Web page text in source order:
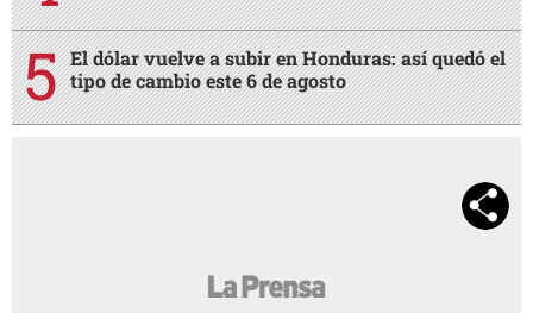
El dólar vuelve a subir en Honduras: así quedó el
tipo de cambio este 6 de agosto